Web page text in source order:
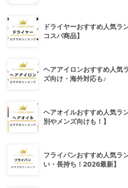
ドライヤーおすすめ人気ラ
コスパ商品】
ヘアアイロンおすすめ人気
ズ向け・海外対応も♪
ヘアオイルおすすめ人気ラ
別やメンズ向けも！】
フライパンおすすめ人気ラ
い・長持ち！2026最新】